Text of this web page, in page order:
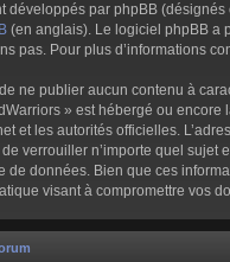
développés par phpBB
(en anglais). Le logiciel phpBB a
pas. Pour plus d’informations
ne publier aucun contenu à
» est hébergé ou
et les autorités officielles.
verrouiller n’importe quel sujet
de données. Bien que ces
visant à compromettre vos